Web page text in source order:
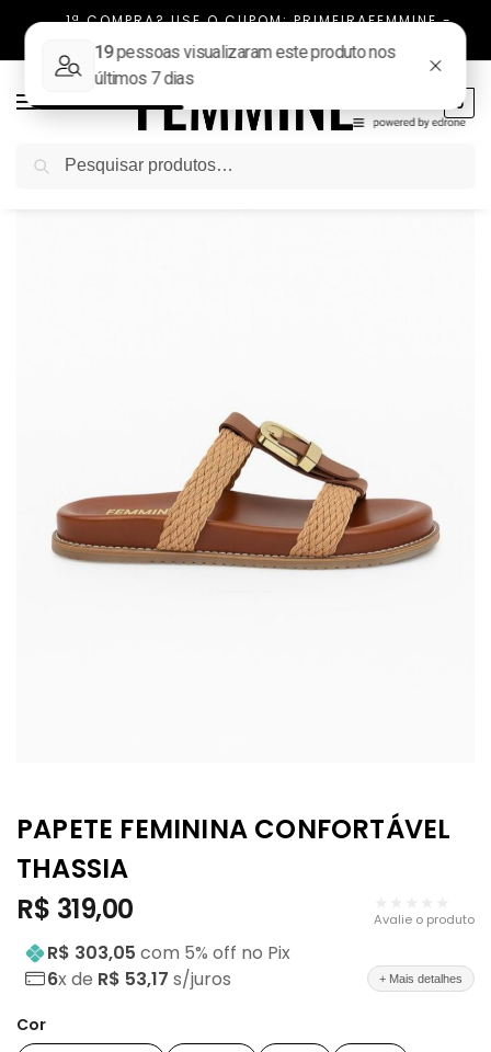
1ª COMPRA? USE O CUPOM: PRIMEIRAFEMMINE -
0
Início / NOVIDADES / Papete Feminina Confortável Thassia
PAPETE FEMININA CONFORTÁVEL
THASSIA
R$ 319,00 Avalie o produto
R$ 303,05 com 5% off no Pix
6x de R$ 53,17 s/juros + Mais detalhes
Cor